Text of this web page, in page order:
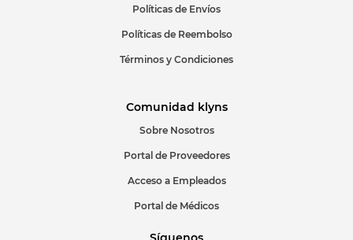
Políticas de Envíos
Políticas de Reembolso
Términos y Condiciones
Comunidad klyns
Sobre Nosotros
Portal de Proveedores
Acceso a Empleados
Portal de Médicos